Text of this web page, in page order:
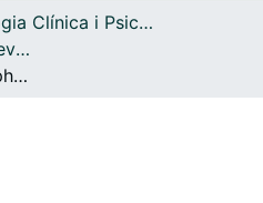
Navega per tot el DD
Com publicar
Psicologia Clínica i Psicobiologia
Articles publicats en revistes (Psicologia Clínica i Psicobiologia)
Corpus callosum atrophy in adolescents with antecedents of moderate perinatal asphyxia